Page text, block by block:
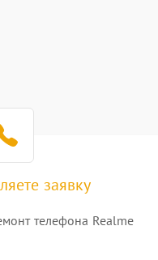
заявку
телефона Realme